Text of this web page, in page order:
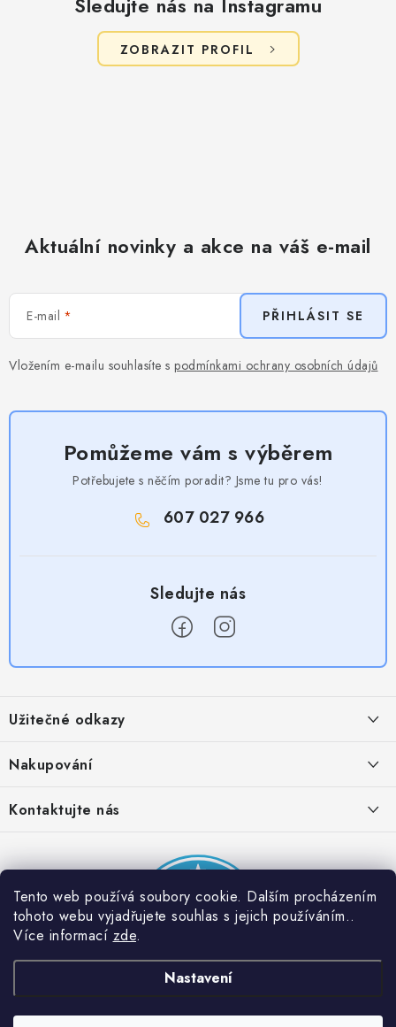
Tento web používá soubory cookie. Dalším procházením
tohoto webu vyjadřujete souhlas s jejich používáním..
Více informací zde.
Nastavení
ZOBRAZIT PROFIL
Aktuální novinky a akce na váš e-mail
E-mail
Vložením e-mailu souhlasíte s podmínkami ochrany osobních údajů
PŘIHLÁSIT SE
Pomůžeme vám s výběrem
Potřebujete s něčím poradit? Jsme tu pro vás!
607 027 966
p
a
Užitečné odkazy
Provizní systém
Partner stránek: Super plecháček
Nakupování
Podmínky akce 2 + 1 zdarma
Kontaktujte nás